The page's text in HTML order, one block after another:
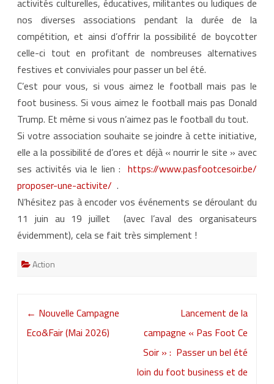
e
S
o
i
r
»
activités culturelles, éducatives, militantes ou ludiques de
nos diverses associations pendant la durée de la
compétition, et ainsi d’offrir la possibilité de boycotter
celle-ci tout en profitant de nombreuses alternatives
festives et conviviales pour passer un bel été.
C’est pour vous, si vous aimez le football mais pas le
foot business. Si vous aimez le football mais pas Donald
Trump. Et même si vous n’aimez pas le football du tout.
Si votre association souhaite se joindre à cette initiative,
elle a la possibilité de d’ores et déjà « nourrir le site » avec
ses activités via le lien : https://www.pasfootcesoir.be/
proposer-une-activite/ .
N’hésitez pas à encoder vos événements se déroulant du
11 juin au 19 juillet (avec l’aval des organisateurs
évidemment), cela se fait très simplement !
Action
← Nouvelle Campagne
Eco&Fair (Mai 2026)
Lancement de la
campagne « Pas Foot Ce
Soir » : Passer un bel été
loin du foot business et de